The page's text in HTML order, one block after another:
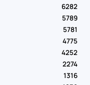
6282
5789
5781
4775
4252
2274
1316